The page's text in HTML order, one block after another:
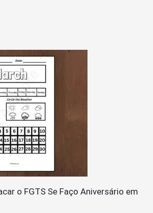
o FGTS Se Faço Aniversário em